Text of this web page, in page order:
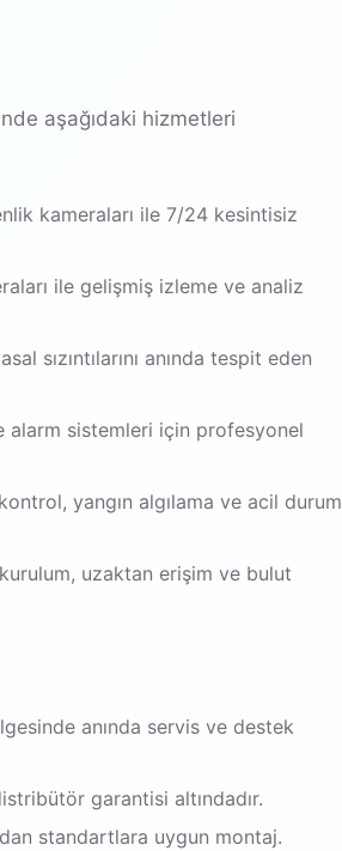
aşağıdaki hizmetleri
kameraları ile 7/24 kesintisiz
ile gelişmiş izleme ve analiz
sızıntılarını anında tespit eden
alarm sistemleri için profesyonel
yangın algılama ve acil durum
uzaktan erişim ve bulut
anında servis ve destek
garantisi altındadır.
standartlara uygun montaj.